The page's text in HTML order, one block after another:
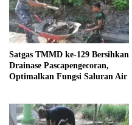
Satgas TMMD ke-129 Bersihkan
Drainase Pascapengecoran,
Optimalkan Fungsi Saluran Air